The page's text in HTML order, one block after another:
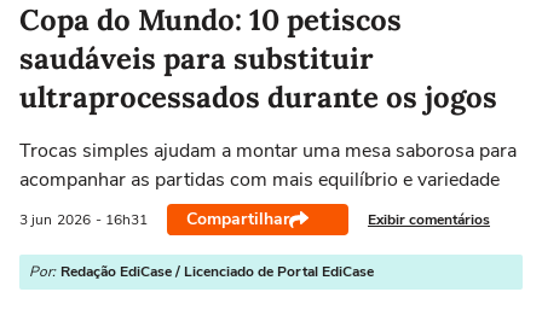
Copa do Mundo: 10 petiscos
saudáveis para substituir
ultraprocessados durante os jogos
Trocas simples ajudam a montar uma mesa saborosa para
acompanhar as partidas com mais equilíbrio e variedade
3 jun 2026 - 16h31 Compartilhar Exibir comentários
Por: Redação EdiCase / Licenciado de Portal EdiCase